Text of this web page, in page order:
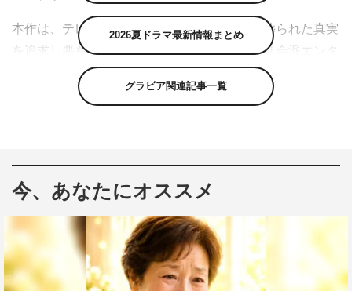
本作は、テレビ局の報道番組を舞台に、闇に葬られた真実
を追求し悪を裁いていく、オリジナル脚本の社会派エンタ
ーテインメント。主人公の報道番組キャスター・進藤壮一
を阿部寛、進藤に振り回されながらも奮闘する総合演出・
かし、音尾琢真、高橋英樹が共演する。
日曜劇場初出演となる木村達成が演じるのは、『ニュース
ゲート』の編集スタッフ・尾野順也。普段は編集室で作業
をしている尾野だが、時折生放送スタジオの副調整室（音
声や映像を調整する操作室）や、報道フロアにあるスタッ
2026夏ドラマ最新情報まとめ
グラビア関連記事一覧
今、あなたにオススメ